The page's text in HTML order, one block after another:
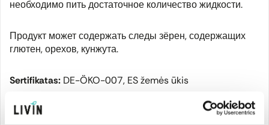
необходимо пить достаточное количество жидкости.
Продукт может содержать следы зёрен, содержащих
глютен, орехов, кунжута.
Sertifikatas: DE-ÖKO-007, ES žemės ūkis